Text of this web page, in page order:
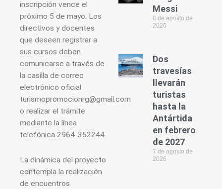
inscripción vence el
próximo 5 de mayo. Los
directivos y docentes
que deseen registrar a
sus cursos deben
comunicarse a través de
la casilla de correo
electrónico oficial
turismopromocionrg@gmail.com
o realizar el trámite
mediante la línea
telefónica 2964-352244.
La dinámica del proyecto
contempla la realización
de encuentros
Messi
8 de agosto de
2026
Dos
travesías
llevarán
turistas
hasta la
Antártida
en febrero
de 2027
7 de agosto de
2026